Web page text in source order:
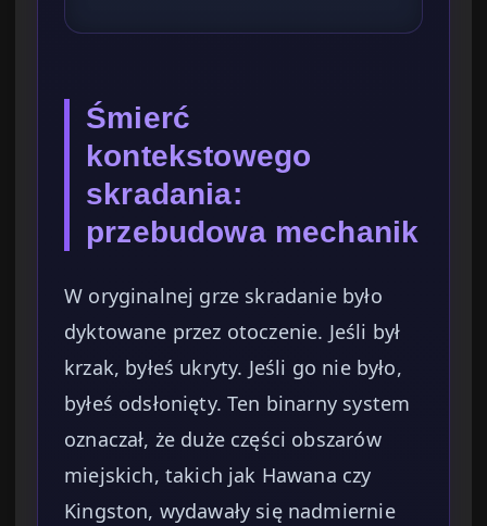
Śmierć
kontekstowego
skradania:
przebudowa mechanik
W oryginalnej grze skradanie było
dyktowane przez otoczenie. Jeśli był
krzak, byłeś ukryty. Jeśli go nie było,
byłeś odsłonięty. Ten binarny system
oznaczał, że duże części obszarów
miejskich, takich jak Hawana czy
Kingston, wydawały się nadmiernie